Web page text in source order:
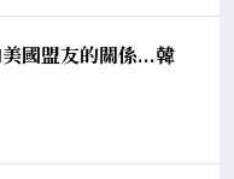
國盟友的關係...韓